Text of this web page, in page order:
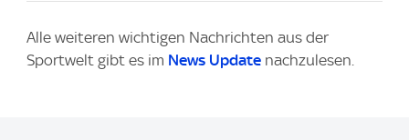
Alle weiteren wichtigen Nachrichten aus der
Sportwelt gibt es im News Update nachzulesen.